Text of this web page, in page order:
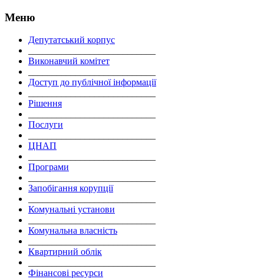
Меню
Депутатський корпус
Виконавчий комітет
Доступ до публічної інформації
Рішення
Послуги
ЦНАП
Програми
Запобігання корупції
Комунальні установи
Комунальна власність
Квартирний облік
Фінансові ресурси